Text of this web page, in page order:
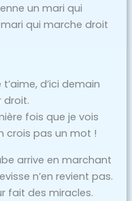
un mari qui
qui marche droit
d’ici demain
droit.
fois que je vois
crois pas un mot !
arrive en marchant
n’en revient pas.
fait des miracles.